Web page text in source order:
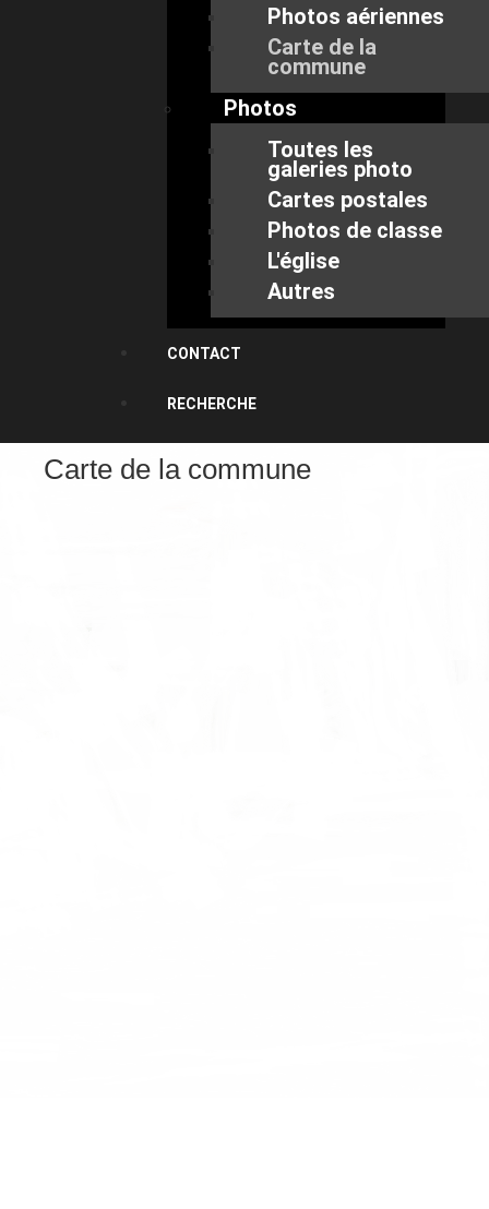
Photos aériennes
Carte de la
commune
Photos
Toutes les
galeries photo
Cartes postales
Photos de classe
L'église
Autres
CONTACT
RECHERCHE
Carte de la commune